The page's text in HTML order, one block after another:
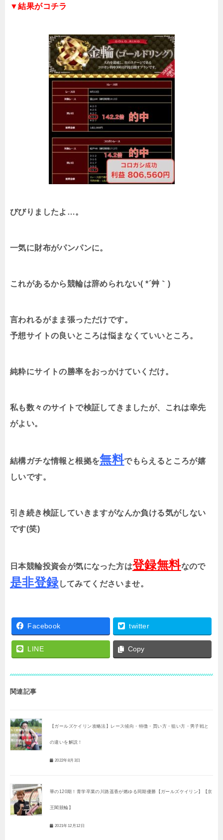
▼結果がコチラ
びびりましたよ…。
一気に財布がパンパンに。
これがあるから競輪は辞められない( *´艸｀)
言われるがまま張っただけです。
予想サイトの良いところは悩まなくていいところ。
純粋にサイトの勝率をおっかけていくだけ。
私も数々のサイトで検証してきましたが、これは幸先
がよい。
結構ガチな情報と根拠を無料でもらえるところが嬉
しいです。
引き続き検証していきますがなんか負ける気がしない
です(笑)
日本競輪投資会が気になった方は登録無料なので
是非登録してみてくださいませ。
Facebook twitter
LINE Copy
関連記事
【ガールズケイリン攻略法】レース傾向・特徴・買い方・狙い方・男子戦と
の違いを解説！
2022年8月3日
華の120期！青学卒業の川路遥香が燃ゆる同期優勝【ガールズケイリン】【京
王閣競輪】
2021年12月12日